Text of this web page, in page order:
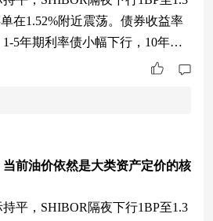
在1.52%附近震荡。债券收益率
5年期利率债小幅下行，10年以
周股市下跌。上证综指、上证5
5年、10年的89.1%、88.3%、87.
前。（同花顺 26.
前油价依然是大类资产定价的核
持平，SHIBOR隔夜下行1BP至1.3